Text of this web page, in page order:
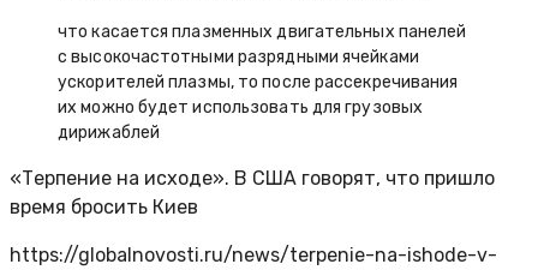
что касается плазменных двигательных панелей
с высокочастотными разрядными ячейками
ускорителей плазмы, то после рассекречивания
их можно будет использовать для грузовых
дирижаблей
«Терпение на исходе». В США говорят, что пришло
время бросить Киев
https://globalnovosti.ru/news/terpenie-na-ishode-v-